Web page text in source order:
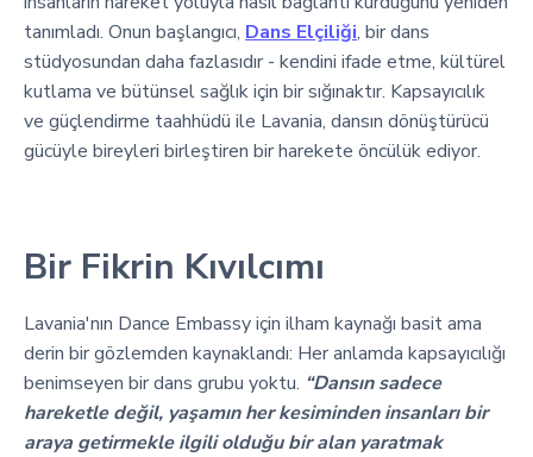
tanımladı. Onun başlangıcı, Dans Elçiliği, bir dans
stüdyosundan daha fazlasıdır - kendini ifade etme, kültürel
kutlama ve bütünsel sağlık için bir sığınaktır. Kapsayıcılık
ve güçlendirme taahhüdü ile Lavania, dansın dönüştürücü
gücüyle bireyleri birleştiren bir harekete öncülük ediyor.
Bir Fikrin Kıvılcımı
Lavania'nın Dance Embassy için ilham kaynağı basit ama
derin bir gözlemden kaynaklandı: Her anlamda kapsayıcılığı
benimseyen bir dans grubu yoktu. “Dansın sadece
hareketle değil, yaşamın her kesiminden insanları bir
araya getirmekle ilgili olduğu bir alan yaratmak